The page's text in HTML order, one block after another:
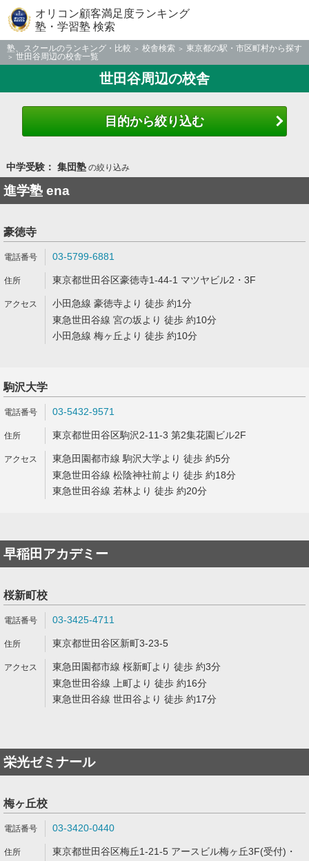
オリコン顧客満足度ランキング
塾・学習塾 検索
塾、スクールのランキング・比較 校舎検索
東京都の駅・市区町村から探す
世田谷周辺の校舎一覧
世田谷周辺の校舎
目的から絞り込む
中学受験： 集団塾の絞り込み
進学塾 ena
豪徳寺
03-5799-6881
東京都世田谷区豪徳寺1-44-1 マツヤビル2・3F
小田急線 豪徳寺より 徒歩 約1分
東急世田谷線 宮の坂より 徒歩 約10分
小田急線 梅ヶ丘より 徒歩 約10分
駒沢大学
03-5432-9571
東京都世田谷区駒沢2-11-3 第2集花園ビル2F
東急田園都市線 駒沢大学より 徒歩 約5分
東急世田谷線 松陰神社前より 徒歩 約18分
東急世田谷線 若林より 徒歩 約20分
早稲田アカデミー
桜新町校
03-3425-4711
東京都世田谷区新町3-23-5
東急田園都市線 桜新町より 徒歩 約3分
東急世田谷線 上町より 徒歩 約16分
東急世田谷線 世田谷より 徒歩 約17分
栄光ゼミナール
梅ヶ丘校
03-3420-0440
東京都世田谷区梅丘1-21-5 アースビル梅ヶ丘3F(受付)・